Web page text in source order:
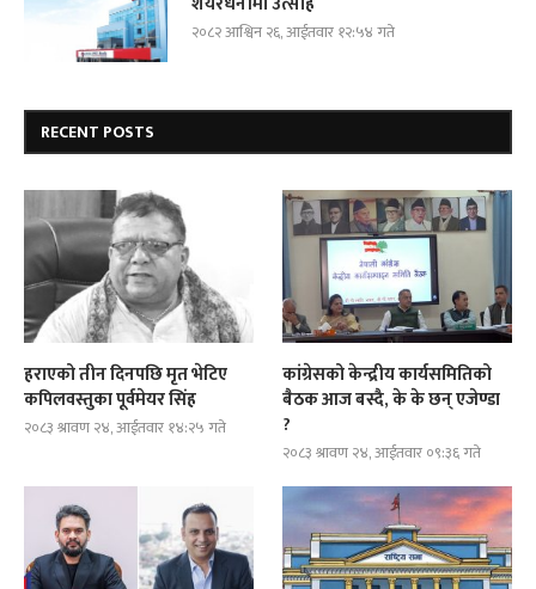
२०८२ आश्विन २६, आईतवार १२:५४ गते
RECENT POSTS
हराएको तीन दिनपछि मृत भेटिए
कपिलवस्तुका पूर्वमेयर सिंह
२०८३ श्रावण २४, आईतवार १४:२५ गते
कांग्रेसको केन्द्रीय कार्यसमितिको
बैठक आज बस्दै, के के छन् एजेण्डा
?
२०८३ श्रावण २४, आईतवार ०९:३६ गते